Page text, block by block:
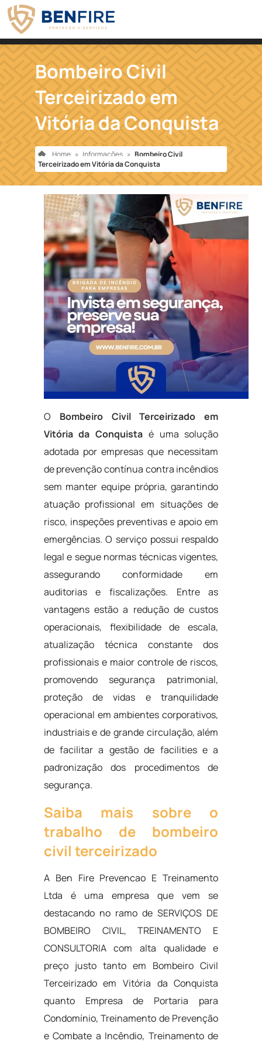
Bombeiro Civil
Terceirizado em
Vitória da Conquista
Home » Informações » Bombeiro Civil
Terceirizado em Vitória da Conquista
O Bombeiro Civil Terceirizado em
Vitória da Conquista é uma solução
adotada por empresas que necessitam
de prevenção contínua contra incêndios
sem manter equipe própria, garantindo
atuação profissional em situações de
risco, inspeções preventivas e apoio em
emergências. O serviço possui respaldo
legal e segue normas técnicas vigentes,
assegurando conformidade em
auditorias e fiscalizações. Entre as
vantagens estão a redução de custos
operacionais, flexibilidade de escala,
atualização técnica constante dos
profissionais e maior controle de riscos,
promovendo segurança patrimonial,
proteção de vidas e tranquilidade
operacional em ambientes corporativos,
industriais e de grande circulação, além
de facilitar a gestão de facilities e a
padronização dos procedimentos de
segurança.
Saiba mais sobre o
trabalho de bombeiro
civil terceirizado
A Ben Fire Prevencao E Treinamento
Ltda é uma empresa que vem se
destacando no ramo de SERVIÇOS DE
BOMBEIRO CIVIL, TREINAMENTO E
CONSULTORIA com alta qualidade e
preço justo tanto em Bombeiro Civil
Terceirizado em Vitória da Conquista
quanto Empresa de Portaria para
Condomínio, Treinamento de Prevenção
e Combate a Incêndio, Treinamento de